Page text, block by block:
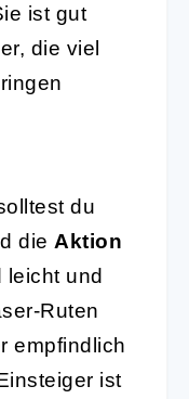
ist gut
die viel
du
die Aktion
leicht und
Ruten
empfindlich
ist